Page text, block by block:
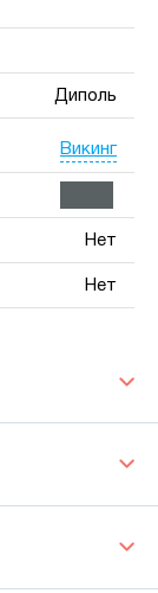
Диполь
Викинг
Нет
Нет